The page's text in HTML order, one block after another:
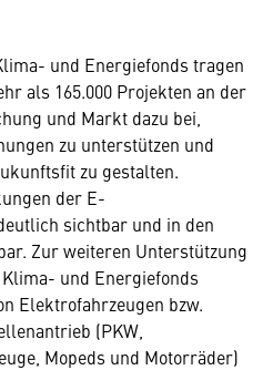
und Energiefonds tragen
als 165.000 Projekten an der
und Markt dazu bei,
zu unterstützen und
zu gestalten.
der E-
sichtbar und in den
Zur weiteren Unterstützung
und Energiefonds
Elektrofahrzeugen bzw.
(PKW,
Mopeds und Motorräder)